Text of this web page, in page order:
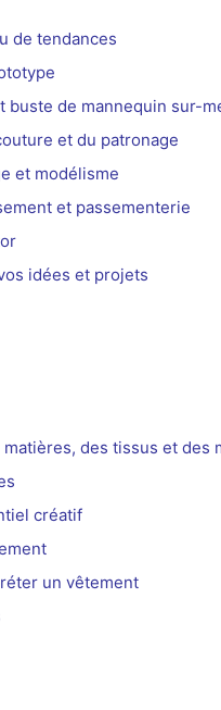
de tendances
buste de mannequin sur-
et du patronage
et modélisme
et passementerie
idées et projets
des tissus et des
créatif
un vêtement